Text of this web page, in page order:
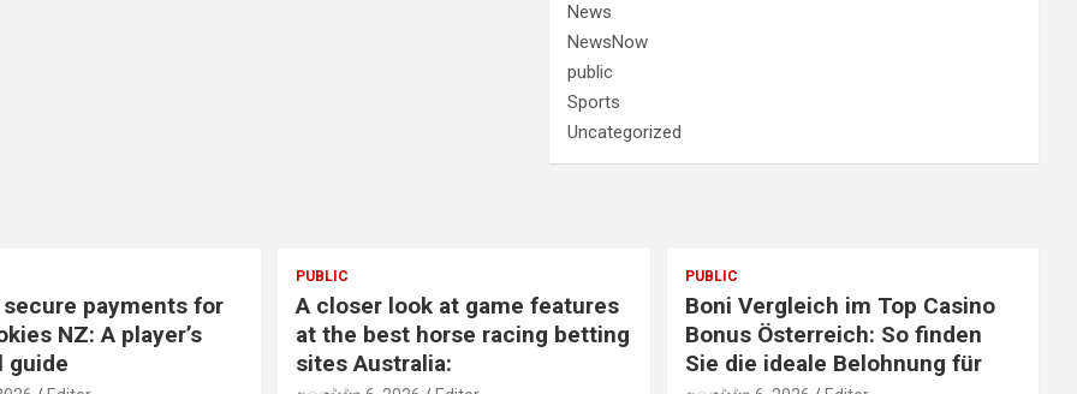
News
NewsNow
public
Sports
Uncategorized
secure payments for
NZ: A player’s
guide
PUBLIC
A closer look at game features
at the best horse racing betting
sites Australia:
PUBLIC
Boni Vergleich im Top Casino
Bonus Österreich: So finden
Sie die ideale Belohnung für